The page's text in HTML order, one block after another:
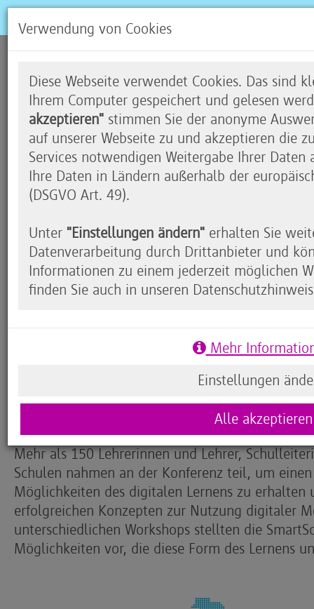
Rückblick SmartSchool
Moderne Medienschulen
Die Bildungsorte der Zukunft stehen vor der
durch Digitalisierung beeinflusste und
schaffen und diesen Prozess aktiv
Digitalisierung und die zunehmende weltweite
Vordergrund. Die Schule der Zukunft benötigt
die orts- und zeitunabhängiges Lernen in
Im Nachgang zum IT-Gipfel 2016 in
Präsentation der ersten SmartSchool in
Partner auf den Weg gemacht, mit einer
Mehr als 150 Lehrerinnen und Lehrer,
Schulen nahmen an der Konferenz teil, um
Möglichkeiten des digitalen Lernens zu erhalten
erfolgreichen Konzepten zur Nutzung digitaler
unterschiedlichen Workshops stellten die
Möglichkeiten vor, die diese Form des Lernens
Verwendung von Cookies
Diese Webseite verwendet Cookies. Das sind
Ihrem Computer gespeichert und gelesen
akzeptieren" stimmen Sie der anonyme
auf unserer Webseite zu und akzeptieren die
Services notwendigen Weitergabe Ihrer
Ihre Daten in Ländern außerhalb der
(DSGVO Art. 49).
Unter "Einstellungen ändern" erhalten Sie
Datenverarbeitung durch Drittanbieter und
Informationen zu einem jederzeit möglichen
finden Sie auch in unseren
Mehr
Einstellungen
Alle akzeptieren